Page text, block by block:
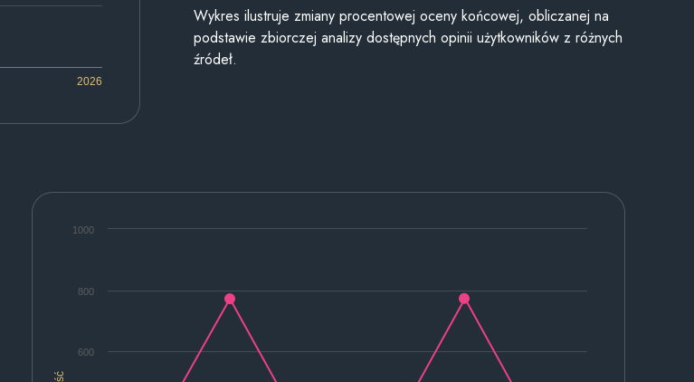
2026
Wykres ilustruje zmiany procentowej oceny końcowej, obliczanej na
podstawie zbiorczej analizy dostępnych opinii użytkowników z różnych
źródeł.
600
800
1000